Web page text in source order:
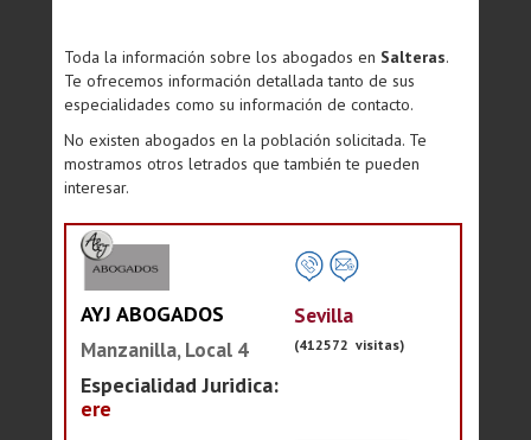
Toda la información sobre los abogados en Salteras.
Te ofrecemos información detallada tanto de sus
especialidades como su información de contacto.
No existen abogados en la población solicitada. Te
mostramos otros letrados que también te pueden
interesar.
AYJ ABOGADOS
Manzanilla, Local 4
Especialidad Juridica:
ere
Sevilla
(412572 visitas)